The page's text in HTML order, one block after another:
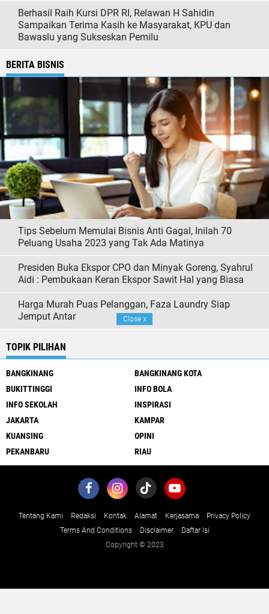
Berhasil Raih Kursi DPR RI, Relawan H Sahidin
Sampaikan Terima Kasih ke Masyarakat, KPU dan
Bawaslu yang Sukseskan Pemilu
BERITA BISNIS
Tips Sebelum Memulai Bisnis Anti Gagal, Inilah 70
Peluang Usaha 2023 yang Tak Ada Matinya
Presiden Buka Ekspor CPO dan Minyak Goreng, Syahrul
Aidi : Pembukaan Keran Ekspor Sawit Hal yang Biasa
Harga Murah Puas Pelanggan, Faza Laundry Siap
Jemput Antar
TOPIK PILIHAN
BANGKINANG
BANGKINANG KOTA
BUKITTINGGI
INFO BOLA
INFO SEKOLAH
INSPIRASI
JAKARTA
KAMPAR
KUANSING
OPINI
PEKANBARU
RIAU
Tentang Kami Redaksi Kontak Alamat Kerjasama
Privacy Policy
Terms And Conditions
Disclaimer
Daftar Isi
Copyright © 2023
Close x